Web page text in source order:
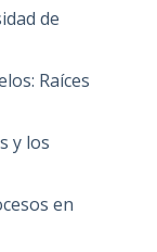
de
Raíces
y los
en